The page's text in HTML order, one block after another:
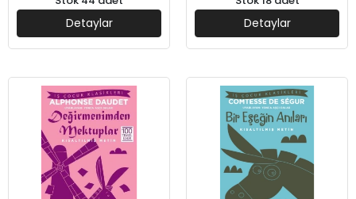
Detaylar Detaylar